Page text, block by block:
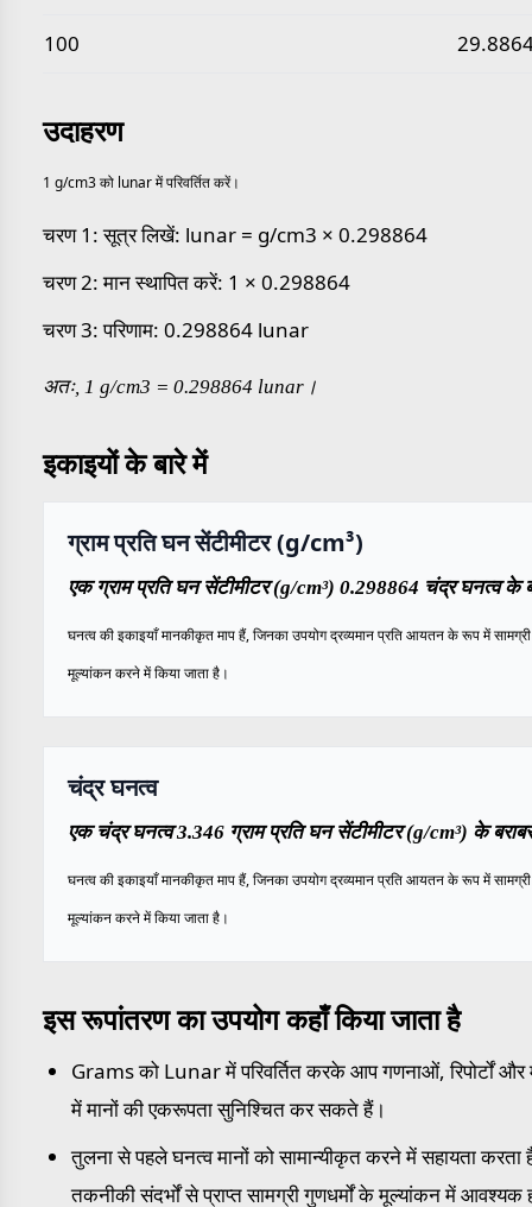
100
उदाहरण
1 g/cm3 को lunar में परिवर्तित करें।
चरण 1: सूत्र लिखें: lunar = g/cm3 × 0.298864
चरण 2: मान स्थापित करें: 1 × 0.298864
चरण 3: परिणाम: 0.298864 lunar
अतः, 1 g/cm3 = 0.298864 lunar।
इकाइयों के बारे में
ग्राम प्रति घन सेंटीमीटर (g/cm³)
एक ग्राम प्रति घन सेंटीमीटर (g/cm³) 0.298864 चंद्र घनत्व के
घनत्व की इकाइयाँ मानकीकृत माप हैं, जिनका उपयोग द्रव्यमान प्रति आयतन के रूप में
मूल्यांकन करने में किया जाता है।
चंद्र घनत्व
एक चंद्र घनत्व 3.346 ग्राम प्रति घन सेंटीमीटर (g/cm³) के
घनत्व की इकाइयाँ मानकीकृत माप हैं, जिनका उपयोग द्रव्यमान प्रति आयतन के रूप में
मूल्यांकन करने में किया जाता है।
इस रूपांतरण का उपयोग कहाँ किया जाता है
Grams को Lunar में परिवर्तित करके आप गणनाओं, रिपोर्टों और
में मानों की एकरूपता सुनिश्चित कर सकते हैं।
तुलना से पहले घनत्व मानों को सामान्यीकृत करने में सहायता करता
तकनीकी संदर्भों से प्राप्त सामग्री गुणधर्मों के मूल्यांकन में आवश्यक